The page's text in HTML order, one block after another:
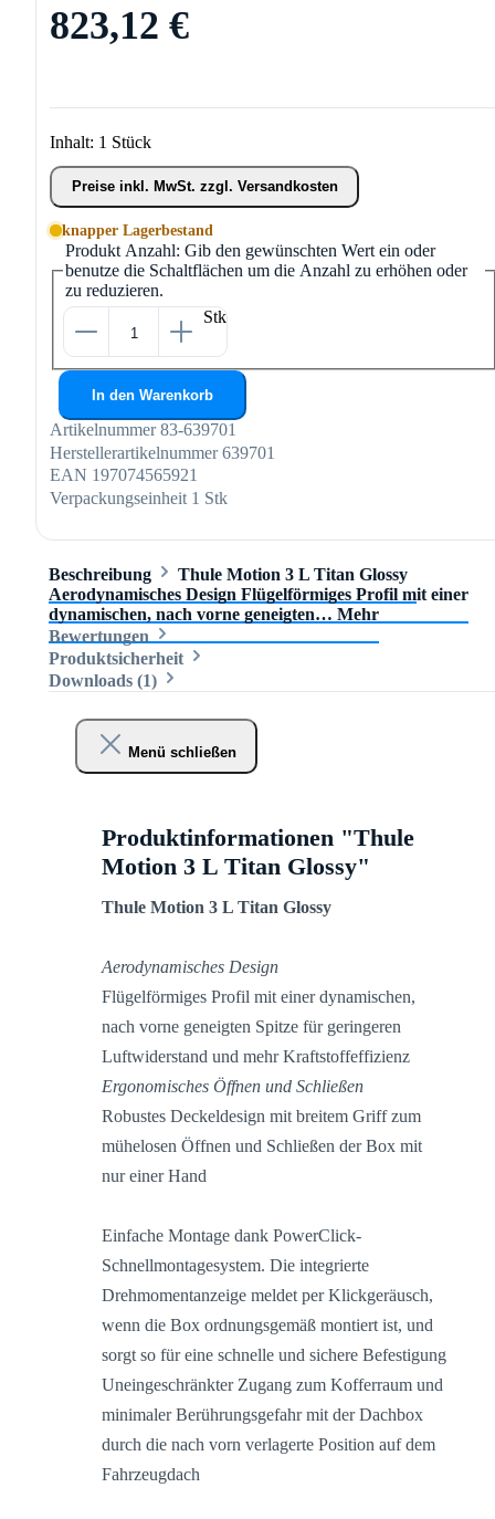
823,12 €
Inhalt: 1 Stück
Preise inkl. MwSt. zzgl. Versandkosten
knapper Lagerbestand
Produkt Anzahl: Gib den gewünschten Wert ein oder
benutze die Schaltflächen um die Anzahl zu erhöhen oder
zu reduzieren.
Stk
In den Warenkorb
Artikelnummer 83-639701
Herstellerartikelnummer 639701
EAN 197074565921
Verpackungseinheit 1 Stk
Beschreibung
Thule Motion 3 L Titan Glossy
Aerodynamisches Design Flügelförmiges Profil mit einer
dynamischen, nach vorne geneigten… Mehr
Bewertungen
Produktsicherheit
Downloads (1)
Menü schließen
Produktinformationen "Thule
Motion 3 L Titan Glossy"
Thule Motion 3 L Titan Glossy
Aerodynamisches Design
Flügelförmiges Profil mit einer dynamischen,
nach vorne geneigten Spitze für geringeren
Luftwiderstand und mehr Kraftstoffeffizienz
Ergonomisches Öffnen und Schließen
Robustes Deckeldesign mit breitem Griff zum
mühelosen Öffnen und Schließen der Box mit
nur einer Hand
Einfache Montage dank PowerClick-
Schnellmontagesystem. Die integrierte
Drehmomentanzeige meldet per Klickgeräusch,
wenn die Box ordnungsgemäß montiert ist, und
sorgt so für eine schnelle und sichere Befestigung
Uneingeschränkter Zugang zum Kofferraum und
minimaler Berührungsgefahr mit der Dachbox
durch die nach vorn verlagerte Position auf dem
Fahrzeugdach